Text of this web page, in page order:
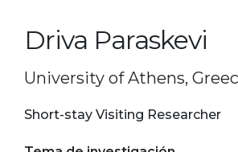
Driva Paraskevi
University of Athens,
Short-stay Visiting Researcher